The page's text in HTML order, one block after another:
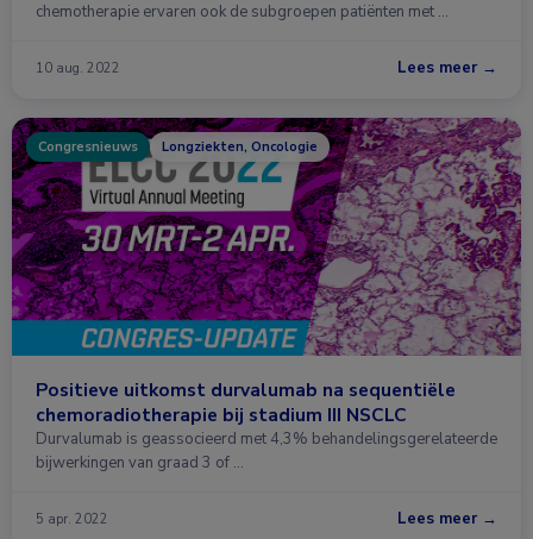
chemotherapie ervaren ook de subgroepen patiënten met …
10 aug. 2022 Lees meer →
Congresnieuws Longziekten, Oncologie
Positieve uitkomst durvalumab na sequentiële
chemoradiotherapie bij stadium III NSCLC
Durvalumab is geassocieerd met 4,3% behandelingsgerelateerde
bijwerkingen van graad 3 of …
5 apr. 2022 Lees meer →